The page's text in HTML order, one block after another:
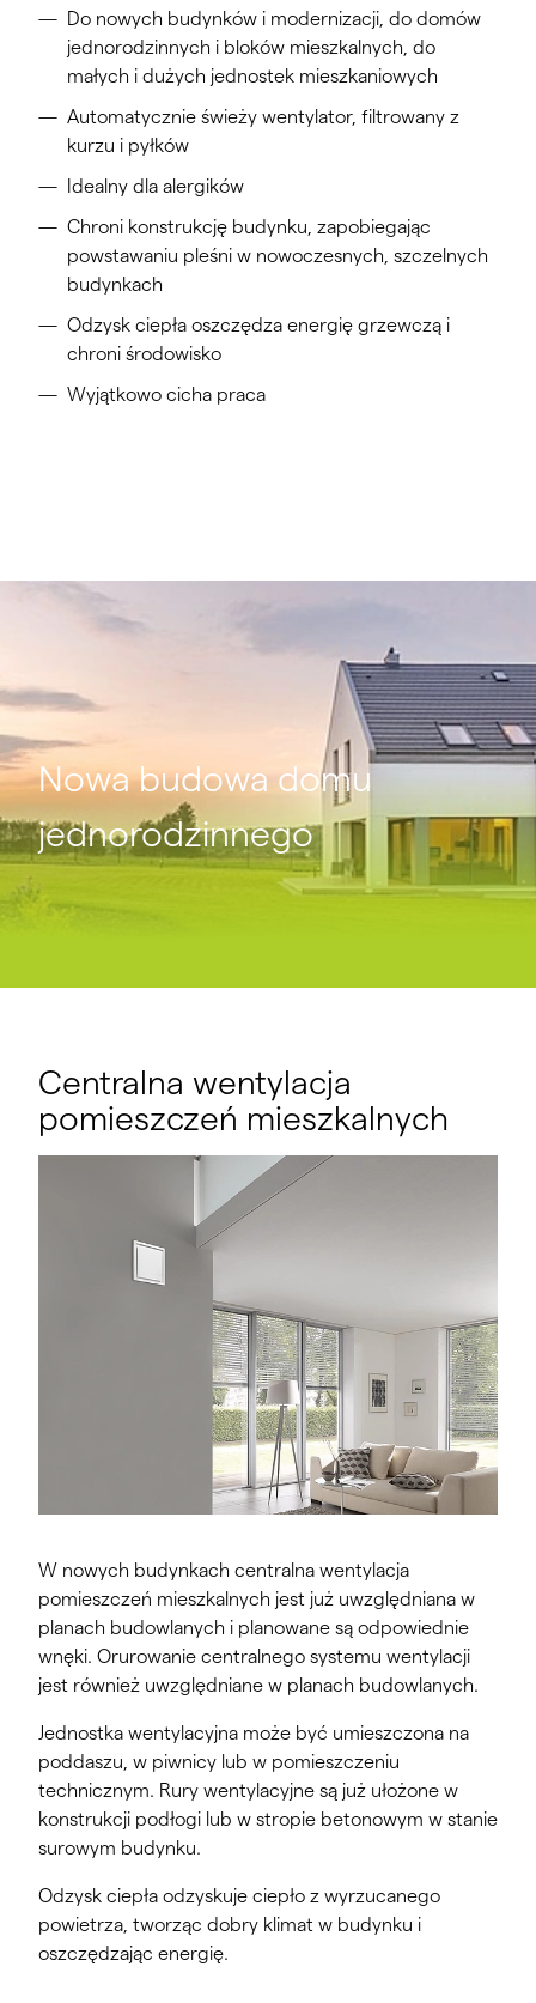
Do nowych budynków i modernizacji, do domów
jednorodzinnych i bloków mieszkalnych, do
małych i dużych jednostek mieszkaniowych
Automatycznie świeży wentylator, filtrowany z
kurzu i pyłków
Idealny dla alergików
Chroni konstrukcję budynku, zapobiegając
powstawaniu pleśni w nowoczesnych, szczelnych
budynkach
Odzysk ciepła oszczędza energię grzewczą i
chroni środowisko
Wyjątkowo cicha praca
Nowa budowa domu
jednorodzinnego
Centralna wentylacja
pomieszczeń mieszkalnych
W nowych budynkach centralna wentylacja
pomieszczeń mieszkalnych jest już uwzględniana w
planach budowlanych i planowane są odpowiednie
wnęki. Orurowanie centralnego systemu wentylacji
jest również uwzględniane w planach budowlanych.
Jednostka wentylacyjna może być umieszczona na
poddaszu, w piwnicy lub w pomieszczeniu
technicznym. Rury wentylacyjne są już ułożone w
konstrukcji podłogi lub w stropie betonowym w stanie
surowym budynku.
Odzysk ciepła odzyskuje ciepło z wyrzucanego
powietrza, tworząc dobry klimat w budynku i
oszczędzając energię.